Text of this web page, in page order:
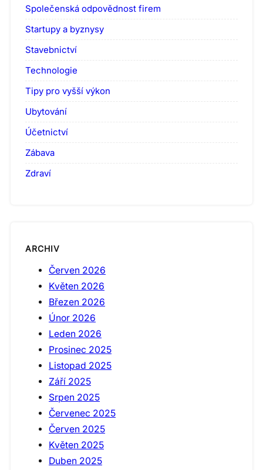
Společenská odpovědnost firem
Startupy a byznysy
Stavebnictví
Technologie
Tipy pro vyšší výkon
Ubytování
Účetnictví
Zábava
Zdraví
ARCHIV
Červen 2026
Květen 2026
Březen 2026
Únor 2026
Leden 2026
Prosinec 2025
Listopad 2025
Září 2025
Srpen 2025
Červenec 2025
Červen 2025
Květen 2025
Duben 2025